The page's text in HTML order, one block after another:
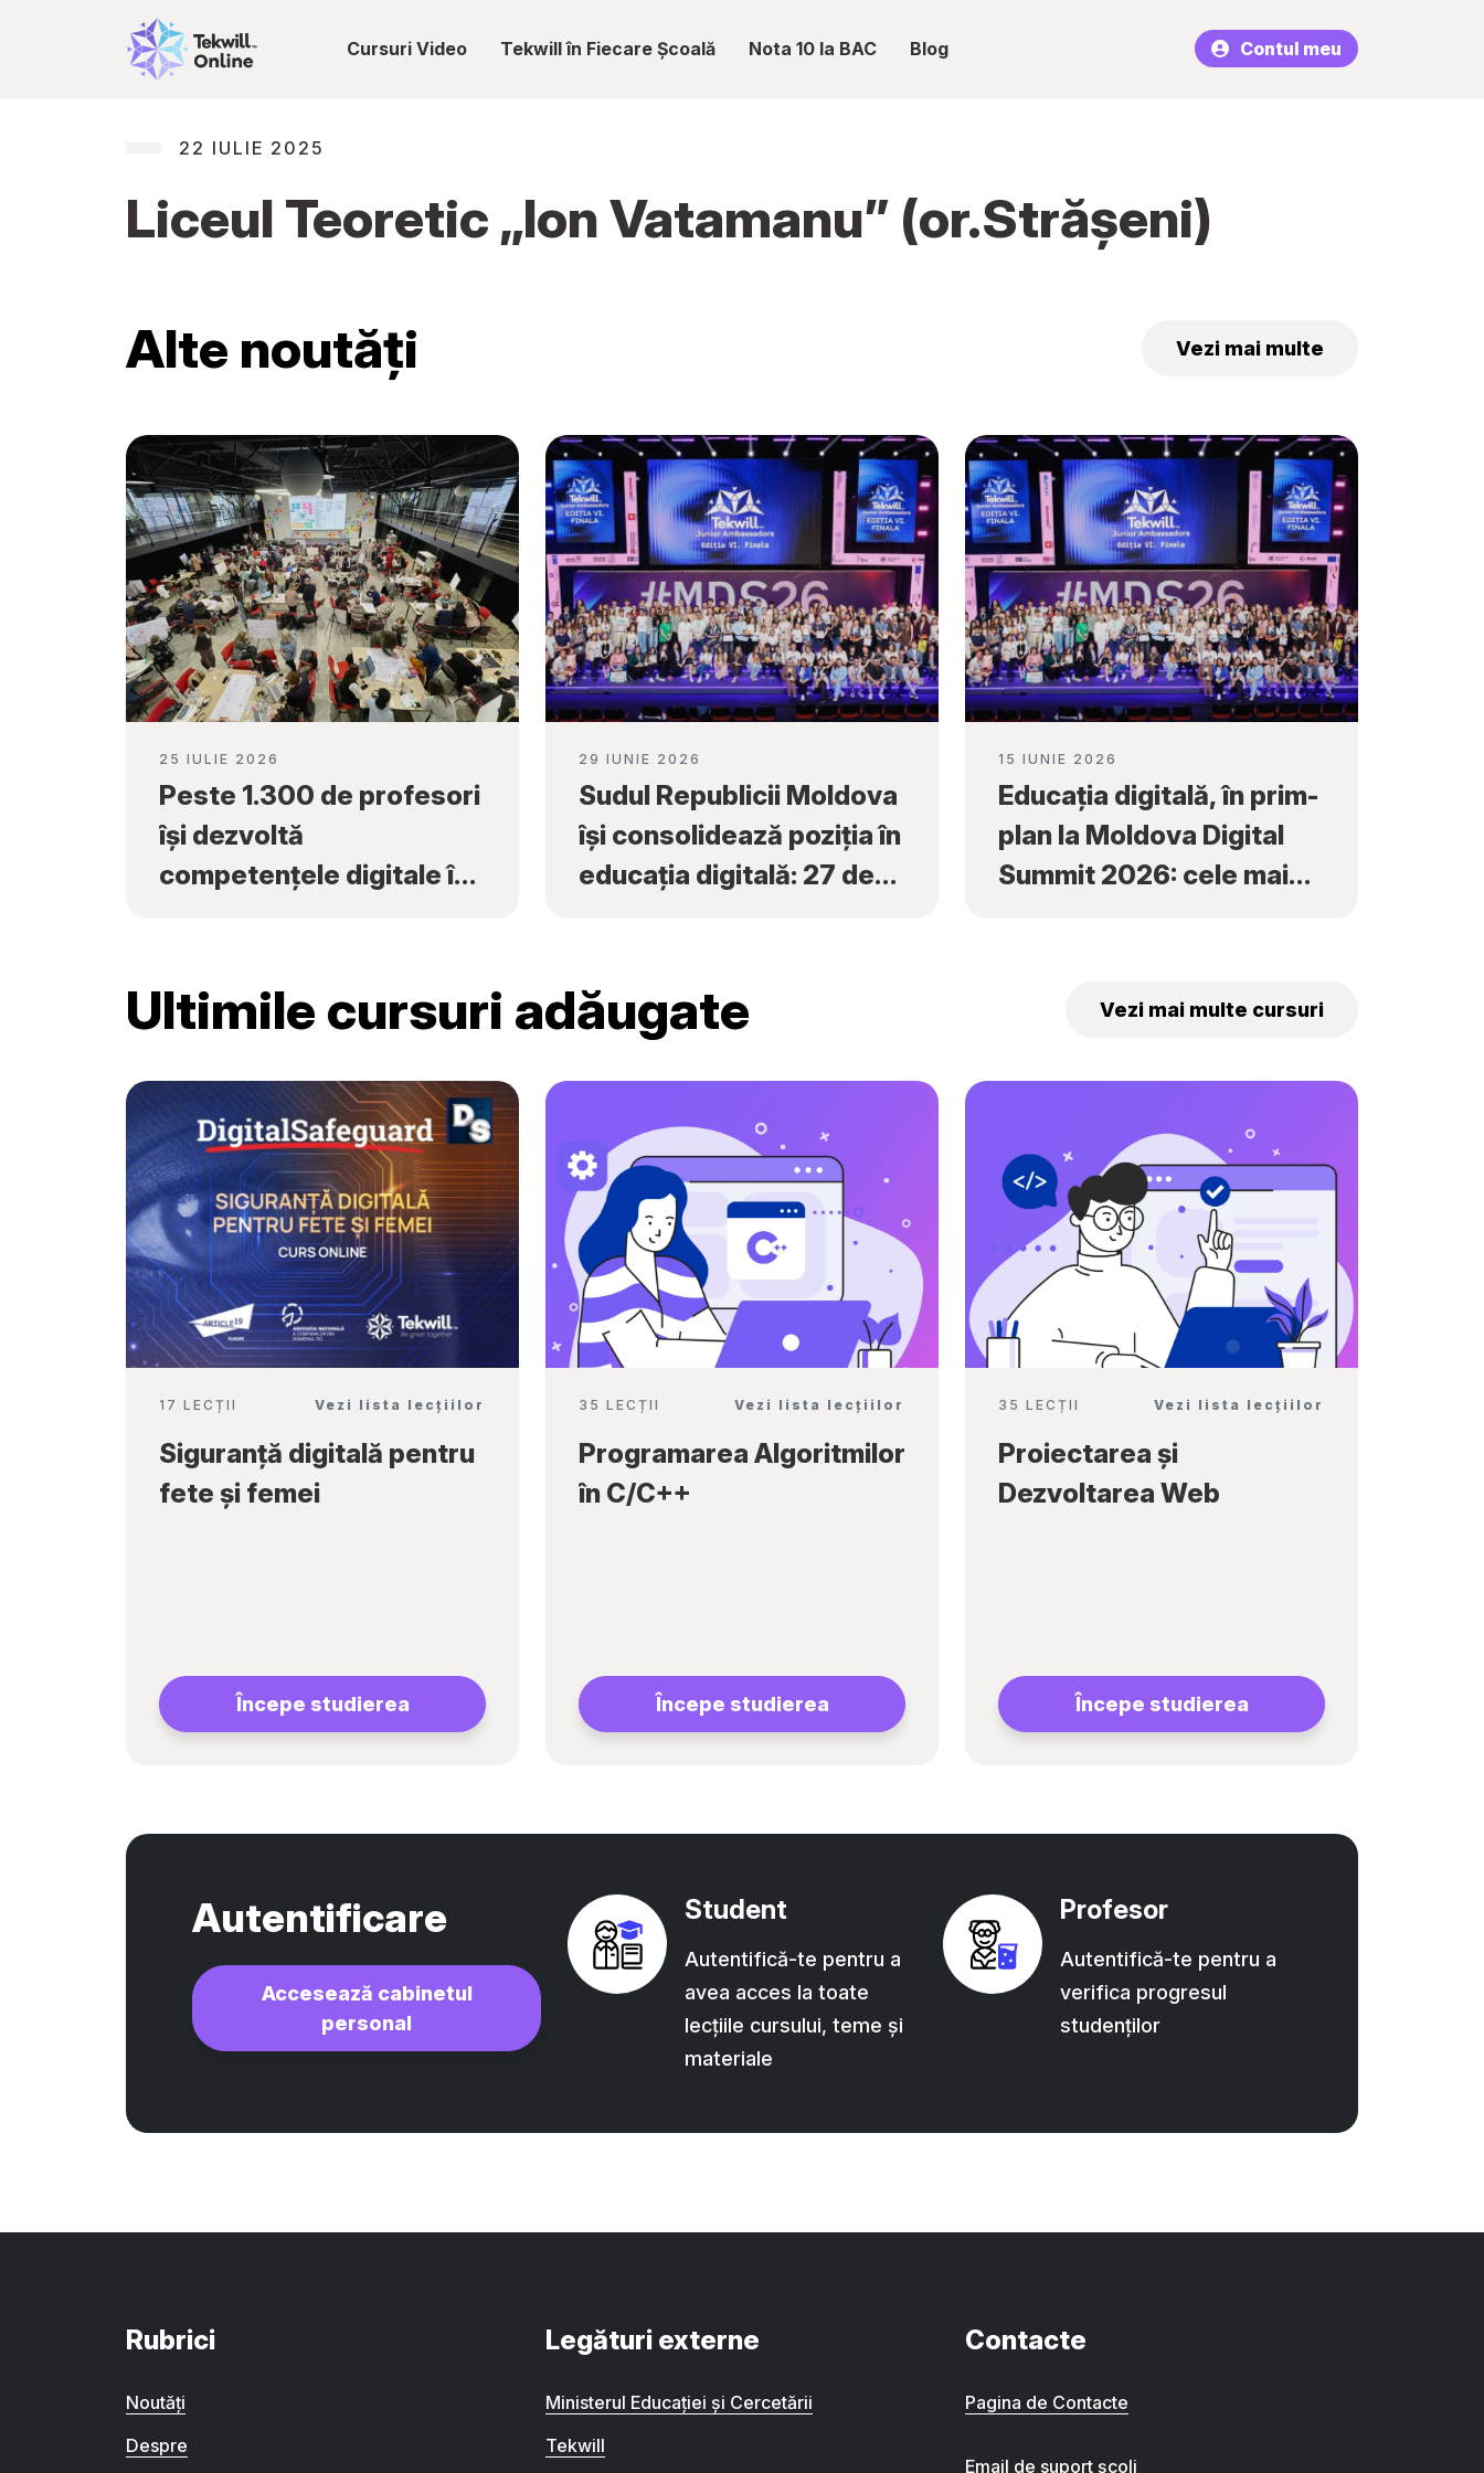
Cursuri Video Tekwill în Fiecare Școală Nota 10 la BAC Blog Contul meu
22 IULIE 2025
Liceul Teoretic „Ion Vatamanu” (or.Strășeni)
Alte noutăți
Vezi mai multe
25 IULIE 2026
Peste 1.300 de profesori
își dezvoltă
competențele digitale în
Școală”
29 IUNIE 2026
Sudul Republicii Moldova
își consolidează poziția în
educația digitală: 27 de
Ambassadors”
15 IUNIE 2026
Educația digitală, în prim-
plan la Moldova Digital
Summit 2026: cele mai
„Tekwill Junior
Ultimile cursuri adăugate Vezi mai multe cursuri
17 LECȚII Vezi lista lecțiilor
Siguranță digitală pentru
fete și femei
Începe studierea
35 LECȚII Vezi lista lecțiilor
Programarea Algoritmilor
în C/C++
Începe studierea
35 LECȚII Vezi lista lecțiilor
Proiectarea și
Dezvoltarea Web
Începe studierea
Autentificare
Accesează cabinetul
personal
Student
Autentifică-te pentru a
avea acces la toate
lecțiile cursului, teme și
materiale
Profesor
Autentifică-te pentru a
verifica progresul
studenților
Rubrici
Noutăți
Despre
Legături externe
Ministerul Educației și Cercetării
Tekwill
Contacte
Pagina de Contacte
Email de suport școli